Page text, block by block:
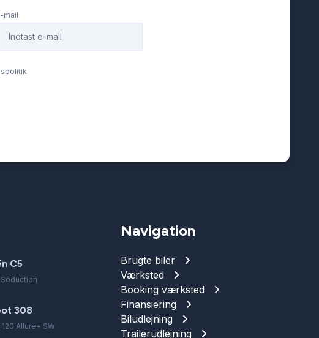
mail
C5
Seduction
308
Allure+ SW
Navigation
Brugte biler
Værksted
Booking værksted
Finansiering
Biludlejning
Trailerudlejning